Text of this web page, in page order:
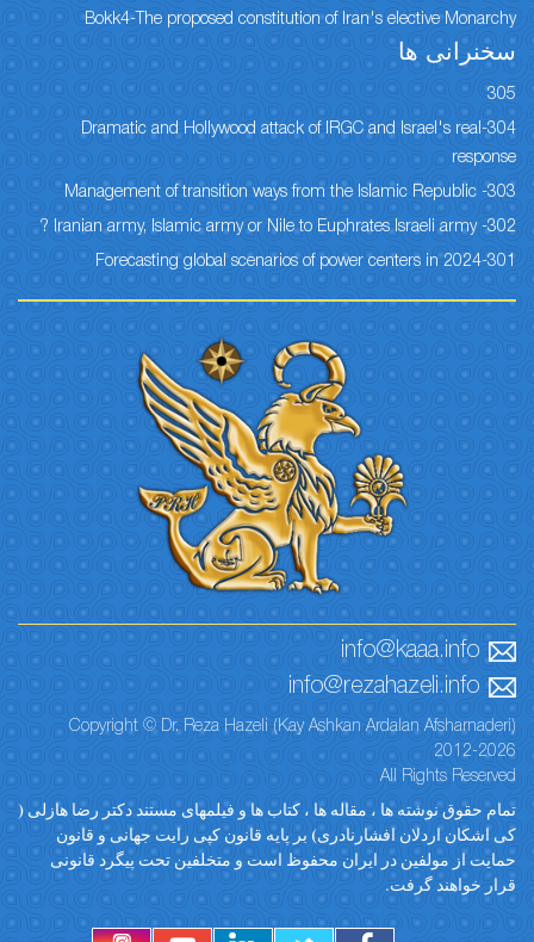
Bokk4-The proposed constitution of Iran's elective Monarchy
سخنرانی ها
305
304-Dramatic and Hollywood attack of IRGC and Israel's real
response
303- Management of transition ways from the Islamic Republic
302- Iranian army, Islamic army or Nile to Euphrates Israeli army ?
301-Forecasting global scenarios of power centers in 2024
info@kaaa.info
info@rezahazeli.info
Copyright © Dr. Reza Hazeli (Kay Ashkan Ardalan Afsharnaderi)
2012-2026
All Rights Reserved
تمام حقوق نوشته ها ، مقاله ها ، کتاب ها و فیلمهای مستند دکتر رضا هازلی (
کی اشکان اردلان افشارنادری) بر پایه قانون کپی رایت جهانی و قانون
حمایت از مولفین در ایران محفوظ است و متخلفین تحت پیگرد قانونی
قرار خواهند گرفت.